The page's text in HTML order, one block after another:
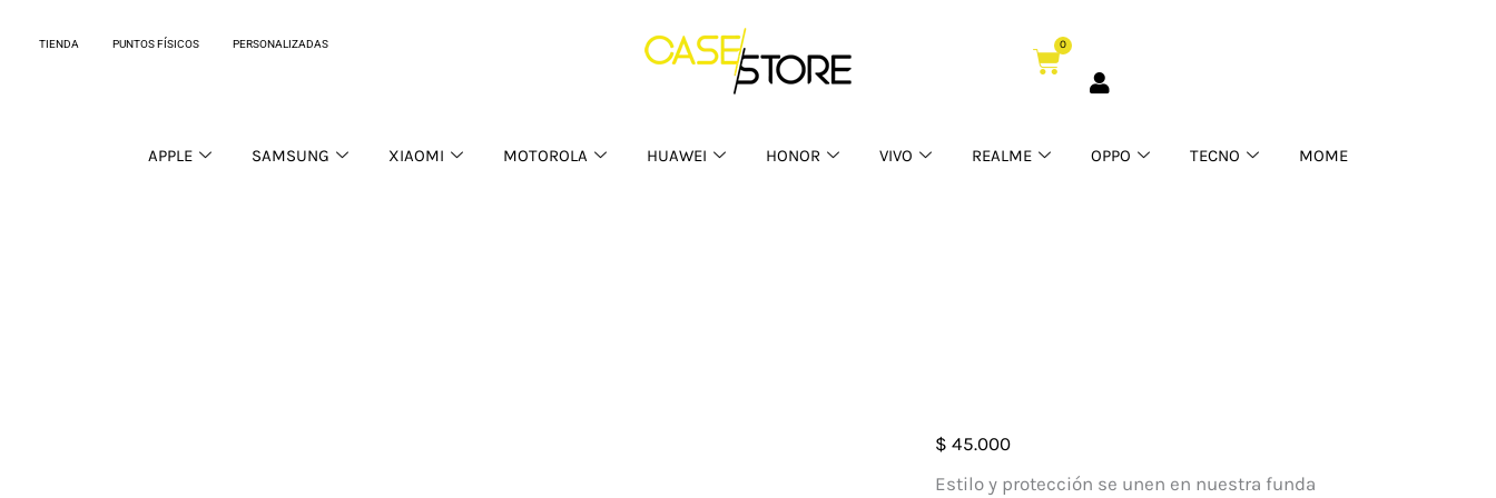
TIENDA PUNTOS FÍSICOS PERSONALIZADAS 0
Cart
APPLE SAMSUNG XIAOMI MOTOROLA HUAWEI HONOR VIVO REALME OPPO TECNO MOME
$ 45.000
Estilo y protección se unen en nuestra funda
Case
Escarcha